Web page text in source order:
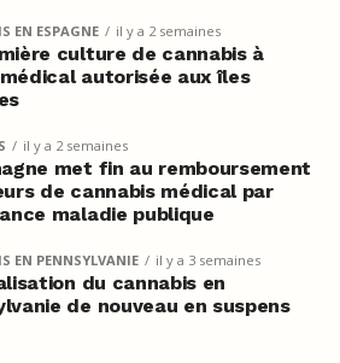
EN ESPAGNE il y a 2 semaines
culture de cannabis à
autorisée aux îles
il y a 2 semaines
met fin au remboursement
de cannabis médical par
maladie publique
EN PENNSYLVANIE il y a 3 semaines
du cannabis en
de nouveau en suspens